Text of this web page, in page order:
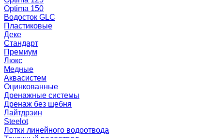
Optima 150
Водосток GLC
Пластиковые
Деке
Стандарт
Премиум
Люкс
Медные
Аквасистем
Оцинкованные
Дренажные системы
Дренаж без щебня
Лайтдрэин
Steelot
Лотки линейного водоотвода